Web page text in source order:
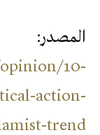
المصدر:
10-
action-
trend/